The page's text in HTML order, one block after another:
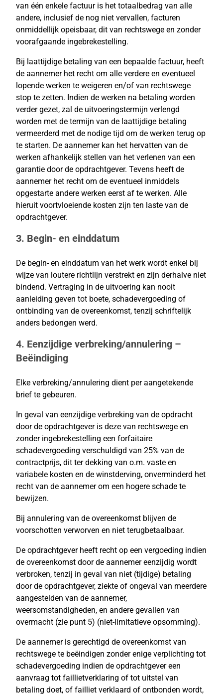
van één enkele factuur is het totaalbedrag van alle
andere, inclusief de nog niet vervallen, facturen
onmiddellijk opeisbaar, dit van rechtswege en zonder
voorafgaande ingebrekestelling.
Bij laattijdige betaling van een bepaalde factuur, heeft
de aannemer het recht om alle verdere en eventueel
lopende werken te weigeren en/of van rechtswege
stop te zetten. Indien de werken na betaling worden
verder gezet, zal de uitvoeringstermijn verlengd
worden met de termijn van de laattijdige betaling
vermeerderd met de nodige tijd om de werken terug op
te starten. De aannemer kan het hervatten van de
werken afhankelijk stellen van het verlenen van een
garantie door de opdrachtgever. Tevens heeft de
aannemer het recht om de eventueel inmiddels
opgestarte andere werken eerst af te werken. Alle
hieruit voortvloeiende kosten zijn ten laste van de
opdrachtgever.
3. Begin- en einddatum
De begin- en einddatum van het werk wordt enkel bij
wijze van loutere richtlijn verstrekt en zijn derhalve niet
bindend. Vertraging in de uitvoering kan nooit
aanleiding geven tot boete, schadevergoeding of
ontbinding van de overeenkomst, tenzij schriftelijk
anders bedongen werd.
4. Eenzijdige verbreking/annulering –
Beëindiging
Elke verbreking/annulering dient per aangetekende
brief te gebeuren.
In geval van eenzijdige verbreking van de opdracht
door de opdrachtgever is deze van rechtswege en
zonder ingebrekestelling een forfaitaire
schadevergoeding verschuldigd van 25% van de
contractprijs, dit ter dekking van o.m. vaste en
variabele kosten en de winstderving, onverminderd het
recht van de aannemer om een hogere schade te
bewijzen.
Bij annulering van de overeenkomst blijven de
voorschotten verworven en niet terugbetaalbaar.
De opdrachtgever heeft recht op een vergoeding indien
de overeenkomst door de aannemer eenzijdig wordt
verbroken, tenzij in geval van niet (tijdige) betaling
door de opdrachtgever, ziekte of ongeval van meerdere
aangestelden van de aannemer,
weersomstandigheden, en andere gevallen van
overmacht (zie punt 5) (niet-limitatieve opsomming).
De aannemer is gerechtigd de overeenkomst van
rechtswege te beëindigen zonder enige verplichting tot
schadevergoeding indien de opdrachtgever een
aanvraag tot faillietverklaring of tot uitstel van
betaling doet, of failliet verklaard of ontbonden wordt,